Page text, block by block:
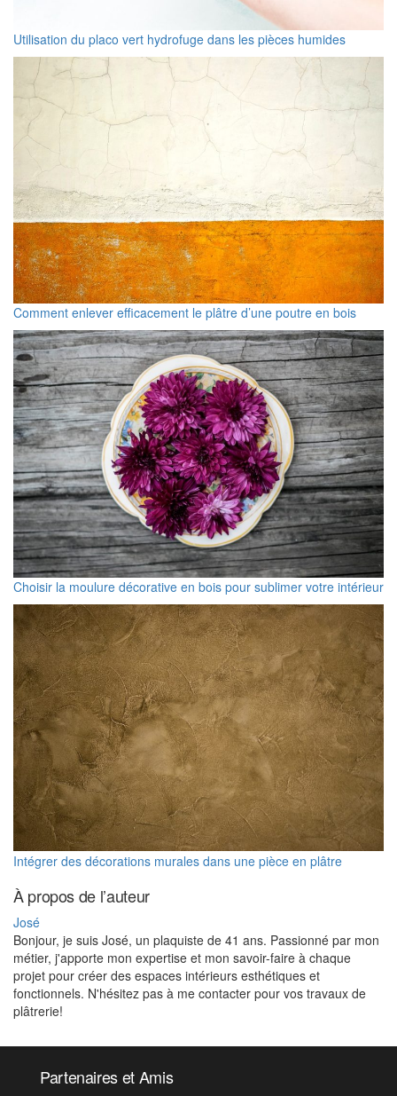
Utilisation du placo vert hydrofuge dans les pièces humides
Comment enlever efficacement le plâtre d’une poutre en bois
Choisir la moulure décorative en bois pour sublimer votre intérieur
Intégrer des décorations murales dans une pièce en plâtre
À propos de l’auteur
José
Bonjour, je suis José, un plaquiste de 41 ans. Passionné par mon
métier, j'apporte mon expertise et mon savoir-faire à chaque
projet pour créer des espaces intérieurs esthétiques et
fonctionnels. N'hésitez pas à me contacter pour vos travaux de
plâtrerie!
Partenaires et Amis